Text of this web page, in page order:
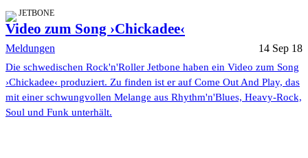
JETBONE
Video zum Song ›Chickadee‹
Meldungen 14 Sep 18
Die schwedischen Rock'n'Roller Jetbone haben ein Video zum Song
›Chickadee‹ produziert. Zu finden ist er auf Come Out And Play, das
mit einer schwungvollen Melange aus Rhythm'n'Blues, Heavy-Rock,
Soul und Funk unterhält.